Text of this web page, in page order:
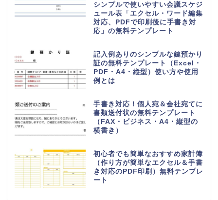
シンプルで使いやすい会議スケジ
ュール表「エクセル・ワード編集
対応、PDFで印刷後に手書き対
応」の無料テンプレート
記入例ありのシンプルな鍵預かり
証の無料テンプレート（Excel・
PDF・A4・縦型）使い方や使用
例とは
手書き対応！個人宛＆会社宛てに
書類送付状の無料テンプレート
（FAX・ビジネス・A4・縦型の
横書き）
初心者でも簡単なおすすめ家計簿
（作り方が簡単なエクセル＆手書
き対応のPDF印刷）無料テンプレ
ート